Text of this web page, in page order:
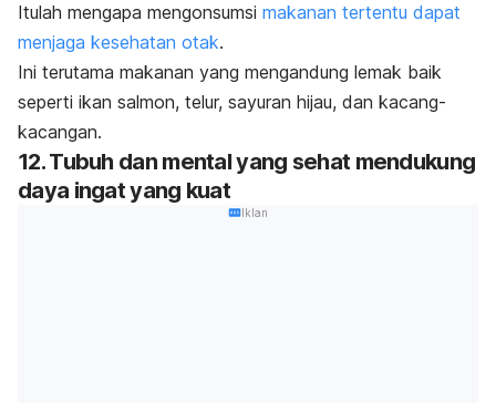
Itulah mengapa mengonsumsi makanan tertentu dapat
menjaga kesehatan otak.
Ini terutama makanan yang mengandung lemak baik
seperti ikan salmon, telur, sayuran hijau, dan kacang-
kacangan.
12. Tubuh dan mental yang sehat mendukung
daya ingat yang kuat
Iklan